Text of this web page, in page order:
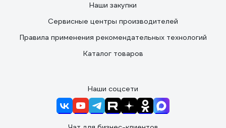
Наши закупки
Сервисные центры производителей
Правила применения рекомендательных технологий
Каталог товаров
Наши соцсети